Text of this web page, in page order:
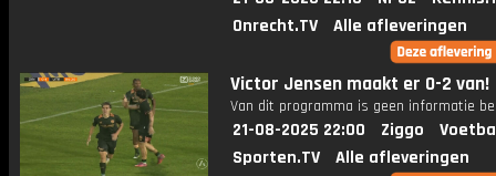
Onrecht.TV
Alle afleveringen
Victor Jensen maakt er 0-2 van!
Van dit programma is geen informatie
21-08-2025 22:00 Ziggo
Sporten.TV
Alle afleveringen